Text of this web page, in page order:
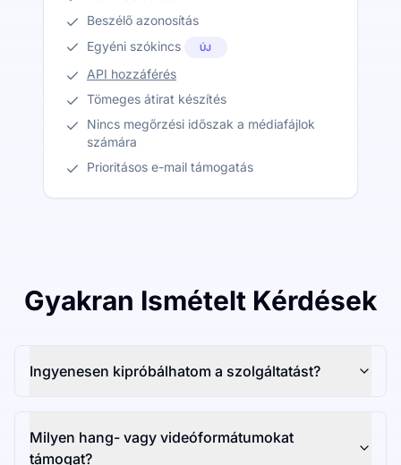
Beszélő azonosítás
Egyéni szókincs
ÚJ
API hozzáférés
Tömeges átirat készítés
Nincs megőrzési időszak a médiafájlok
számára
Prioritásos e-mail támogatás
Gyakran Ismételt Kérdések
Ingyenesen kipróbálhatom a szolgáltatást?
Milyen hang- vagy videóformátumokat
támogat?